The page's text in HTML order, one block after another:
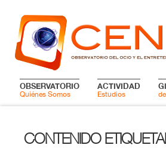
OBSERVATORIO
Quiénes Somos
ACTIVIDAD
Estudios
CONTENIDO